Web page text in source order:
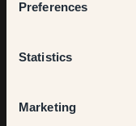
Preferences
Statistics
Marketing